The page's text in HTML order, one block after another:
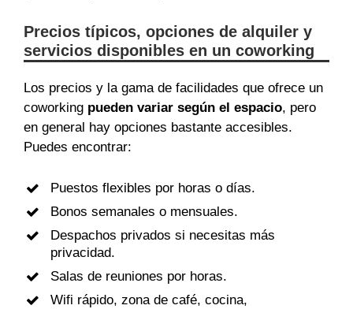
Precios típicos, opciones de alquiler y
servicios disponibles en un coworking
Los precios y la gama de facilidades que ofrece un
coworking pueden variar según el espacio, pero
en general hay opciones bastante accesibles.
Puedes encontrar:
Puestos flexibles por horas o días.
Bonos semanales o mensuales.
Despachos privados si necesitas más
privacidad.
Salas de reuniones por horas.
Wifi rápido, zona de café, cocina,